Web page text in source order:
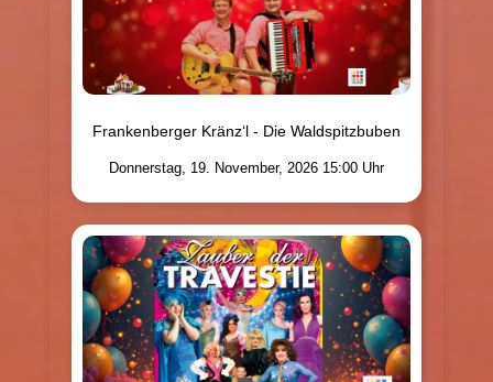
Frankenberger Kränz‘l - Die Waldspitzbuben
Donnerstag, 19. November, 2026 15:00 Uhr